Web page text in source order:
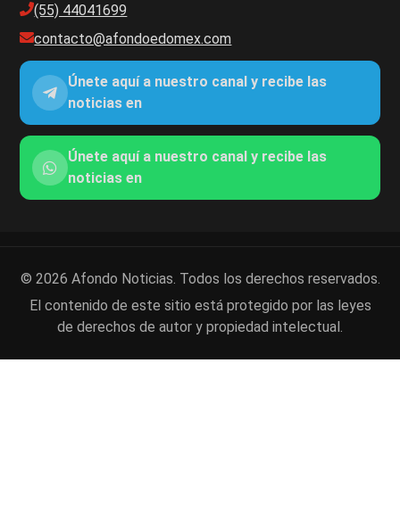
(55) 44041699
contacto@afondoedomex.com
Únete aquí a nuestro canal y recibe las
noticias en
Únete aquí a nuestro canal y recibe las
noticias en
© 2026 Afondo Noticias. Todos los derechos reservados.
El contenido de este sitio está protegido por las leyes
de derechos de autor y propiedad intelectual.